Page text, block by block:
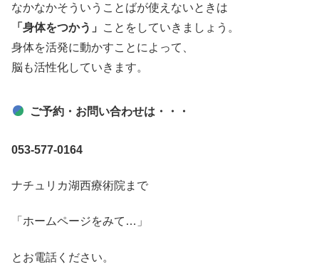
なかなかそういうことばが使えないときは
「身体をつかう」
ことをしていきましょう。
身体を活発に動かすことによって、
脳も活性化していきます。
ご予約・お問い合わせは・・・
053-577-0164
ナチュリカ湖西療術院まで
「ホームページをみて…」
とお電話ください。